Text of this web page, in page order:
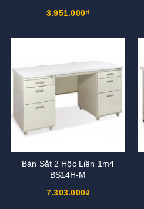
3.951.000₫
Bàn Sắt 2 Hộc Liền 1m4
BS14H-M
7.303.000₫